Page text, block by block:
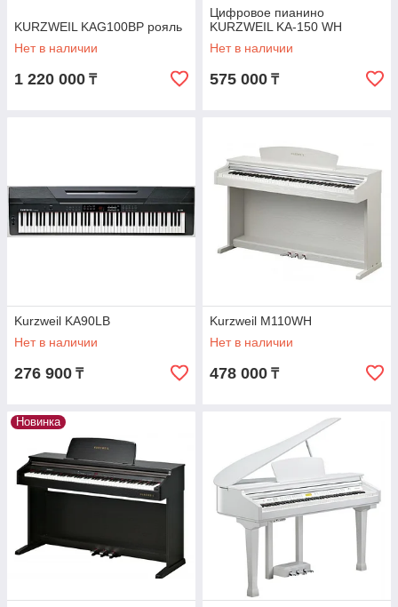
KURZWEIL KAG100BP рояль
Нет в наличии
1 220 000 ₸
Цифровое пианино
KURZWEIL KA-150 WH
Нет в наличии
575 000 ₸
Kurzweil KA90LB
Нет в наличии
276 900 ₸
Kurzweil M110WH
Нет в наличии
478 000 ₸
Новинка